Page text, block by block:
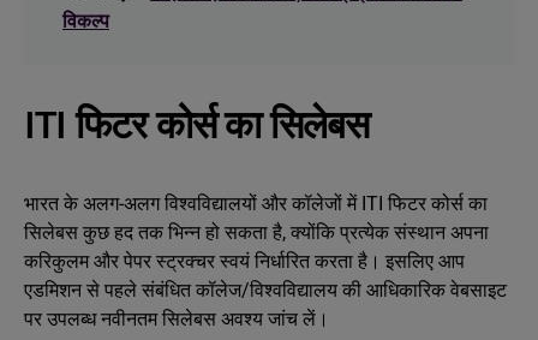
विकल्प
ITI फिटर कोर्स का सिलेबस
भारत के अलग-अलग विश्वविद्यालयों और कॉलेजों में ITI फिटर कोर्स का
सिलेबस कुछ हद तक भिन्न हो सकता है, क्योंकि प्रत्येक संस्थान अपना
करिकुलम और पेपर स्ट्रक्चर स्वयं निर्धारित करता है। इसलिए आप
एडमिशन से पहले संबंधित कॉलेज/विश्वविद्यालय की आधिकारिक वेबसाइट
पर उपलब्ध नवीनतम सिलेबस अवश्य जांच लें।